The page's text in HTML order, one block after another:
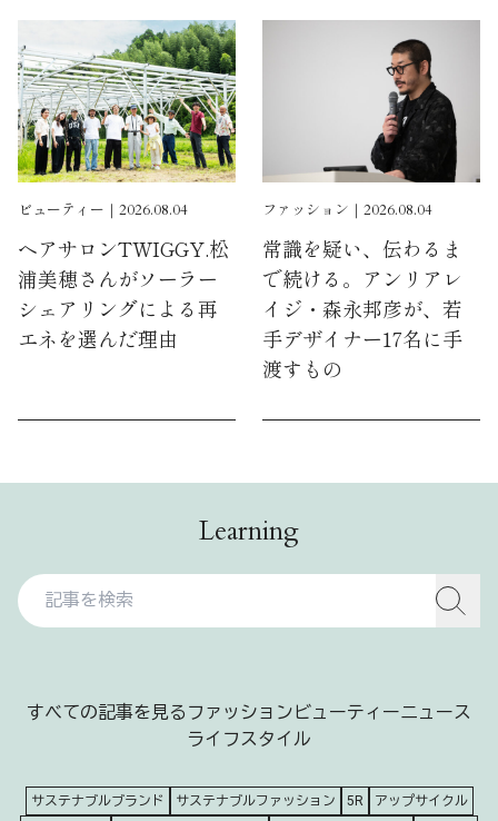
ビューティー｜2026.08.04
ヘアサロンTWIGGY.松
浦美穂さんがソーラー
シェアリングによる再
エネを選んだ理由
ファッション｜2026.08.04
常識を疑い、伝わるま
で続ける。アンリアレ
イジ・森永邦彦が、若
手デザイナー17名に手
渡すもの
Learning
すべての記事を見る ファッションビューティーニュース
ライフスタイル
サステナブルブランド サステナブルファッション 5R
アップサイクル